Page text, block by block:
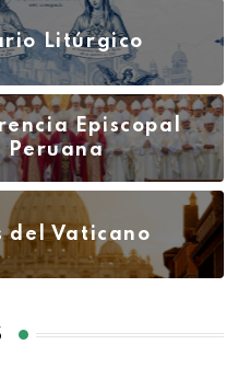
Litúrgico
Episcopal
Peruana
del Vaticano